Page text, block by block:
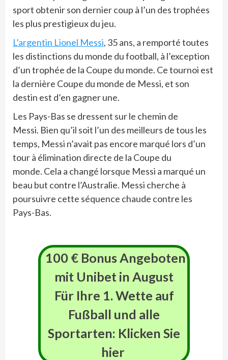
sport obtenir son dernier coup à l’un des trophées
les plus prestigieux du jeu.
L’argentin Lionel Messi, 35 ans, a remporté toutes
les distinctions du monde du football, à l’exception
d’un trophée de la Coupe du monde. Ce tournoi est
la dernière Coupe du monde de Messi, et son
destin est d’en gagner une.
Les Pays-Bas se dressent sur le chemin de
Messi. Bien qu’il soit l’un des meilleurs de tous les
temps, Messi n’avait pas encore marqué lors d’un
tour à élimination directe de la Coupe du
monde. Cela a changé lorsque Messi a marqué un
beau but contre l’Australie. Messi cherche à
poursuivre cette séquence chaude contre les
Pays-Bas.
100 € Bonus Angeboten
mit Unibet in August
Für Ihre 1. Wette auf
Fußball und alle
Sportarten: Klicken Sie
hier